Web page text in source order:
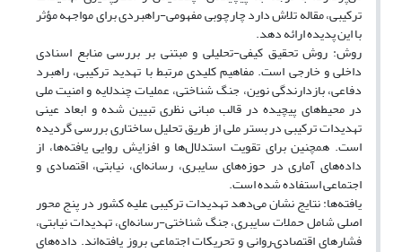
ترکیبی، مقاله تلاش دارد چارچوبی مفهومی-راهبردی برای مواجهه مؤثر
با این پدیده ارائه دهد.
روش: روش تحقیق کیفی-تحلیلی و مبتنی بر بررسی منابع اسنادی
داخلی و خارجی است. مفاهیم کلیدی مرتبط با تهدید ترکیبی، راهبرد
دفاعی، بازدارندگی نوین، جنگ شناختی، عملیات چندلایه و امنیت ملی
در محیط‌های پیچیده در قالب مبانی نظری تبیین شده و ابعاد عینی
تهدیدات ترکیبی در بستر ملی از طریق تحلیل ساختاری بررسی گردیده
است. همچنین برای تقویت استدلال‌ها و افزایش روایی یافته‌ها، از
داده‌های آماری در حوزه‌های سایبری، رسانه‌ای، نیابتی، اقتصادی و
اجتماعی استفاده شده است.
یافته‌ها: نتایج نشان می‌دهد تهدیدات ترکیبی علیه کشور در پنج محور
اصلی شامل حملات سایبری، جنگ شناختی-رسانه‌ای، تهدیدات نیابتی،
فشارهای اقتصادی–روانی و تحریکات اجتماعی بروز یافته‌اند. داده‌های